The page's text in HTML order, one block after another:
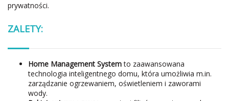
prywatności.
ZALETY:
Home Management Systemto zaawansowana
technologia inteligentnego domu, która umożliwia m.in.
zarządzanie ogrzewaniem, oświetleniem i zaworami
wody.